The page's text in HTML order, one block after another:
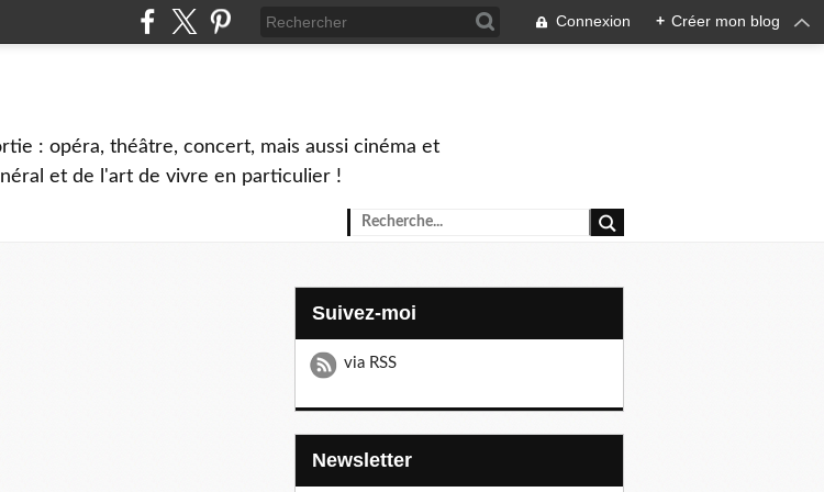
Connexion + Créer mon blog
: opéra, théâtre, concert, mais aussi cinéma et
et de l'art de vivre en particulier !
Suivez-moi
via RSS
Newsletter